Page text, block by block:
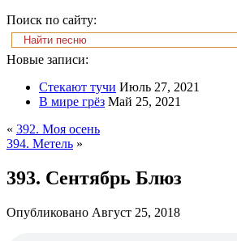
Поиск по сайту:
Новые записи:
Стекают тучи Июль 27, 2021
В мире грёз Май 25, 2021
« 392. Моя осень
394. Метель »
393. Сентябрь Блюз
Опубликовано Август 25, 2018